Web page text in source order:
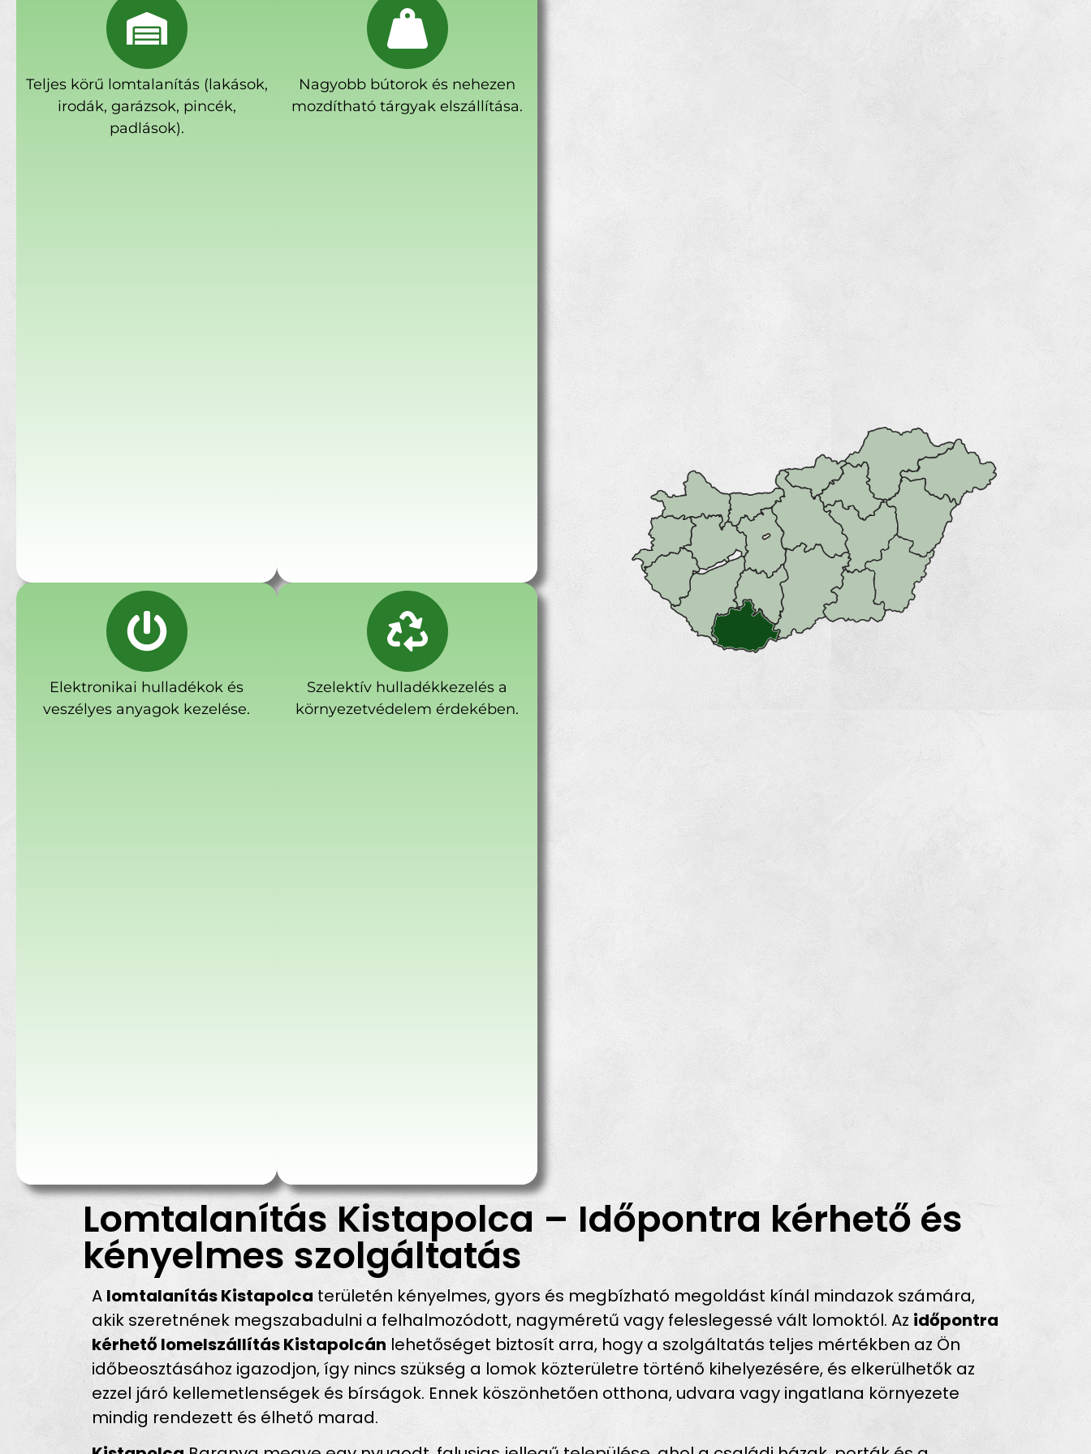
Teljes körű lomtalanítás (lakások,
irodák, garázsok, pincék,
padlások).
Nagyobb bútorok és nehezen
mozdítható tárgyak elszállítása.
Elektronikai hulladékok és
veszélyes anyagok kezelése.
Szelektív hulladékkezelés a
környezetvédelem érdekében.
Lomtalanítás Kistapolca – Időpontra kérhető és
kényelmes szolgáltatás
A lomtalanítás Kistapolca területén kényelmes, gyors és megbízható megoldást kínál mindazok számára,
akik szeretnének megszabadulni a felhalmozódott, nagyméretű vagy feleslegessé vált lomoktól. Az időpontra
kérhető lomelszállítás Kistapolcán lehetőséget biztosít arra, hogy a szolgáltatás teljes mértékben az Ön
időbeosztásához igazodjon, így nincs szükség a lomok közterületre történő kihelyezésére, és elkerülhetők az
ezzel járó kellemetlenségek és bírságok. Ennek köszönhetően otthona, udvara vagy ingatlana környezete
mindig rendezett és élhető marad.